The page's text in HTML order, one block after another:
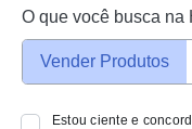
O que você busca na
Vender Produtos
Estou ciente e